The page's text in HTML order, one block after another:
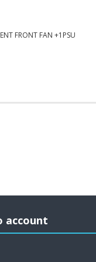
FRONT FAN +1PSU
account